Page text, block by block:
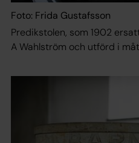
Foto: Frida Gustafsson
Predikstolen, som 1902
A Wahlström och utförd i